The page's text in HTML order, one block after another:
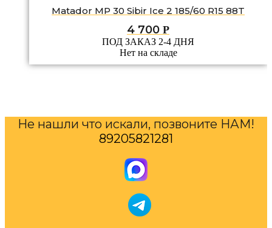
Matador MP 30 Sibir Ice 2 185/60 R15 88T
4 700 Р
ПОД ЗАКАЗ 2-4 ДНЯ
Нет на складе
Не нашли что искали, позвоните НАМ!
89205821281